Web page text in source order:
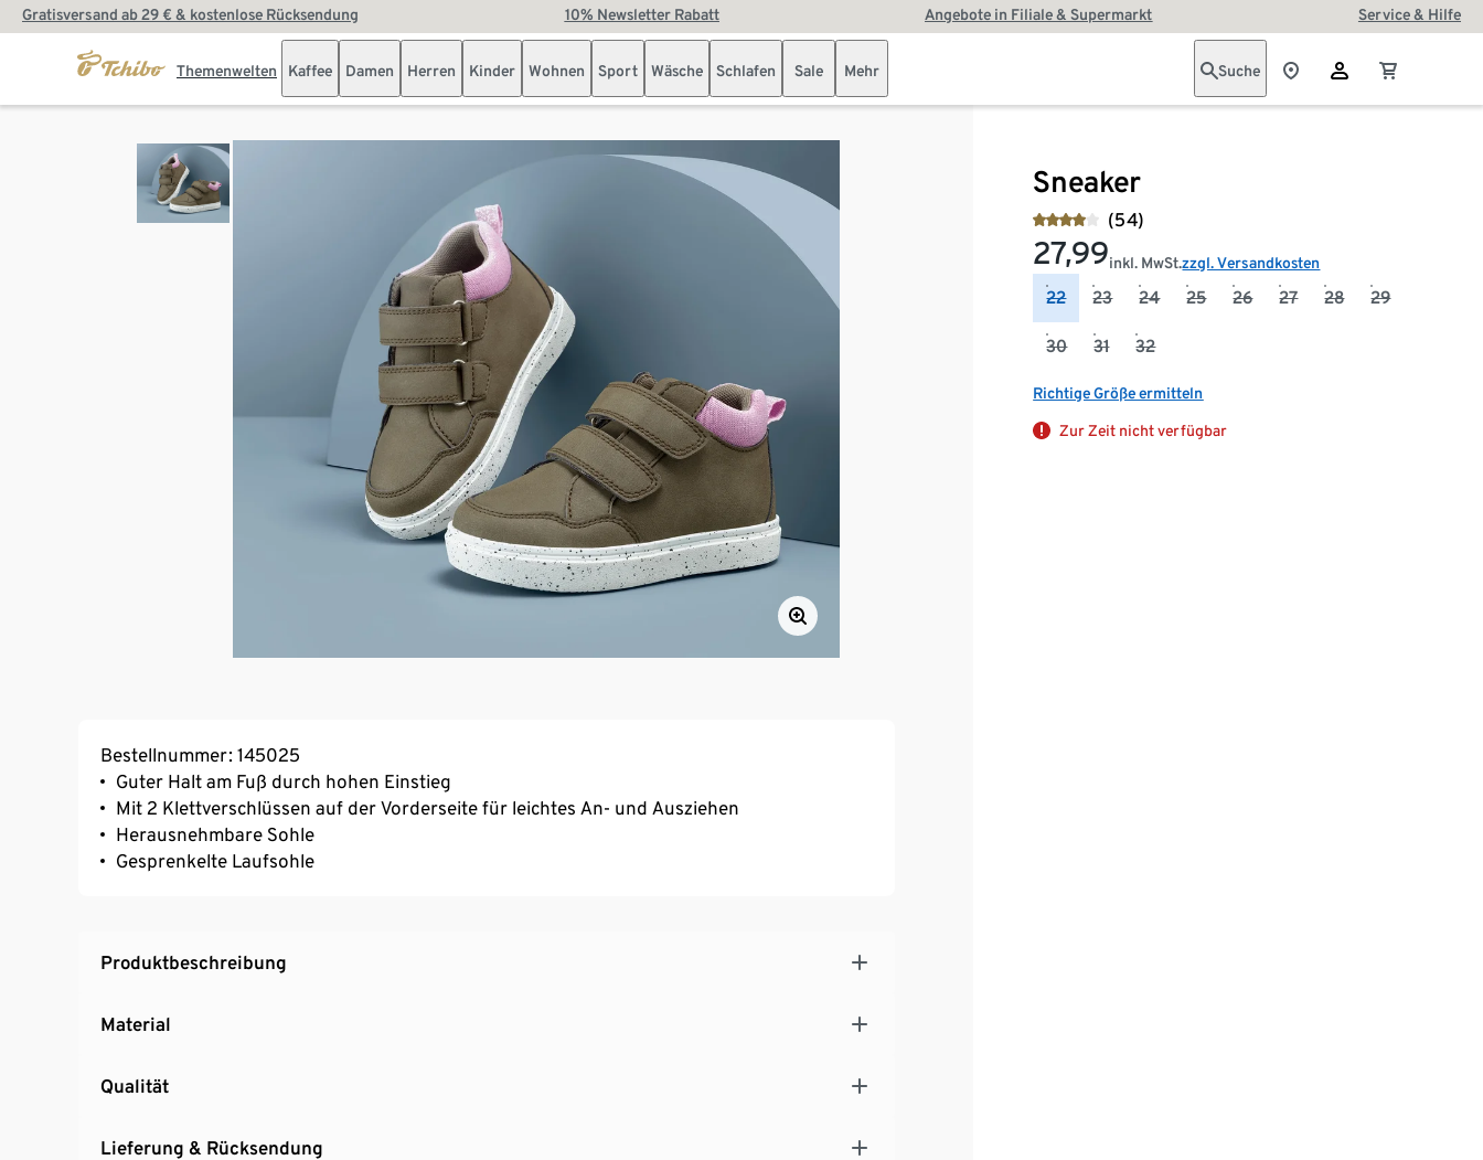
Gratisversand ab 29 € & kostenlose Rücksendung 10% Newsletter Rabatt Angebote in Filiale & Supermarkt Service & Hilfe
Themenwelten Kaffee Damen Herren Kinder Wohnen Sport Wäsche Schlafen Sale Mehr Suche
Sneaker
(54)
27,99inkl. MwSt.zzgl. Versandkosten
22 23 24 25 26 27 28 29
30 31 32
Richtige Größe ermitteln
Zur Zeit nicht verfügbar
Bestellnummer: 145025
Guter Halt am Fuß durch hohen Einstieg
Mit 2 Klettverschlüssen auf der Vorderseite für leichtes An- und Ausziehen
Herausnehmbare Sohle
Gesprenkelte Laufsohle
Produktbeschreibung
Material
Qualität
Lieferung & Rücksendung